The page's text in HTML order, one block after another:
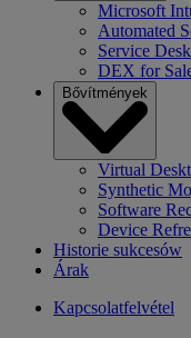
Microsoft
Automated
Service
DEX for
Bővítmények
Virtual
Synthetic
Software
Device
Historie sukcesów
Árak
Kapcsolatfelvétel